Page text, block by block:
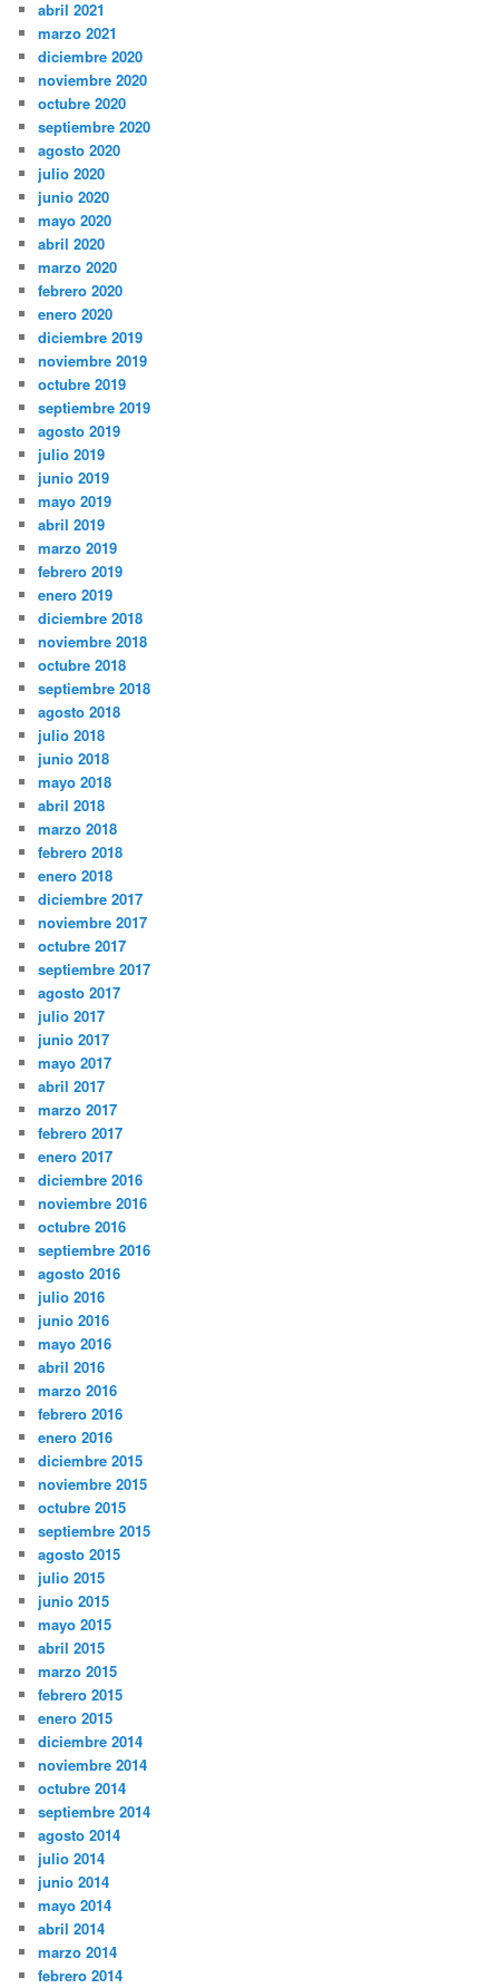
abril 2021
marzo 2021
diciembre 2020
noviembre 2020
octubre 2020
septiembre 2020
agosto 2020
julio 2020
junio 2020
mayo 2020
abril 2020
marzo 2020
febrero 2020
enero 2020
diciembre 2019
noviembre 2019
octubre 2019
septiembre 2019
agosto 2019
julio 2019
junio 2019
mayo 2019
abril 2019
marzo 2019
febrero 2019
enero 2019
diciembre 2018
noviembre 2018
octubre 2018
septiembre 2018
agosto 2018
julio 2018
junio 2018
mayo 2018
abril 2018
marzo 2018
febrero 2018
enero 2018
diciembre 2017
noviembre 2017
octubre 2017
septiembre 2017
agosto 2017
julio 2017
junio 2017
mayo 2017
abril 2017
marzo 2017
febrero 2017
enero 2017
diciembre 2016
noviembre 2016
octubre 2016
septiembre 2016
agosto 2016
julio 2016
junio 2016
mayo 2016
abril 2016
marzo 2016
febrero 2016
enero 2016
diciembre 2015
noviembre 2015
octubre 2015
septiembre 2015
agosto 2015
julio 2015
junio 2015
mayo 2015
abril 2015
marzo 2015
febrero 2015
enero 2015
diciembre 2014
noviembre 2014
octubre 2014
septiembre 2014
agosto 2014
julio 2014
junio 2014
mayo 2014
abril 2014
marzo 2014
febrero 2014